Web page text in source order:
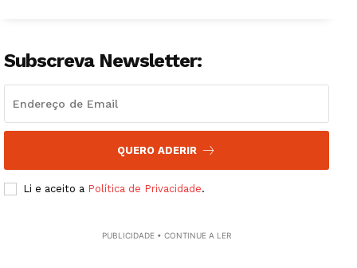
Guimarães, agora!
Subscreva Newsletter:
QUERO ADERIR
Li e aceito a Política de Privacidade.
PUBLICIDADE • CONTINUE A LER